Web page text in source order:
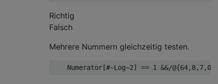
Richtig
Falsch
Mehrere Nummern gleichzeitig testen.